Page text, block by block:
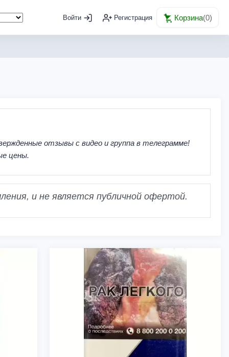
Войти Регистрация Корзина(0)
отзывы с видео и группа в телеграмме!
цены.
и не является публичной офертой.